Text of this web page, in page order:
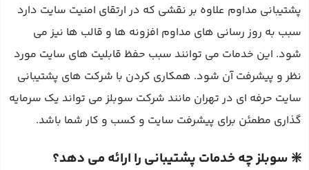
پشتیبانی مداوم علاوه بر نقشی که در ارتقای امنیت سایت دارد
سبب به روز رسانی‌ های مداوم افزونه‌ ها و قالب‌ ها نیز می‌
شود. این خدمات می‌ توانند سبب حفظ قابلیت‌ های سایت مورد
نظر و پیشرفت آن شود. همکاری کردن با شرکت های پشتیبانی
سایت حرفه ای در تهران مانند شرکت سوبلز می‌ تواند یک سرمایه‌
گذاری مطمئن برای پیشرفت سایت و کسب و کار شما باشد.
❇️ سوبلز چه خدمات پشتیبانی را ارائه می دهد؟